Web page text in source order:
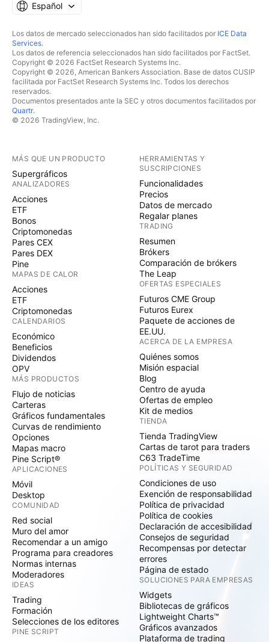
Español
Los datos de mercado seleccionados han sido facilitados por ICE Data
Services.
Los datos de referencia seleccionados han sido facilitados por FactSet.
Copyright © 2026 FactSet Research Systems Inc.
Copyright © 2026, American Bankers Association. Base de datos CUSIP
facilitada por FactSet Research Systems Inc. Todos los derechos
reservados.
Documentos presentados ante la SEC y otros documentos facilitados por
Quartr.
© 2026 TradingView, Inc.
MÁS QUE UN PRODUCTO
Supergráficos
ANALIZADORES
Acciones
ETF
Bonos
Criptomonedas
Pares CEX
Pares DEX
Pine
MAPAS DE CALOR
Acciones
ETF
Criptomonedas
CALENDARIOS
Económico
Beneficios
Dividendos
OPV
MÁS PRODUCTOS
Flujo de noticias
Carteras
Gráficos fundamentales
Curvas de rendimiento
Opciones
Mapas macro
Pine Script®
APLICACIONES
Móvil
Desktop
COMUNIDAD
Red social
Muro del amor
Recomendar a un amigo
Programa para creadores
Normas internas
Moderadores
IDEAS
Trading
Formación
Selecciones de los editores
PINE SCRIPT
HERRAMIENTAS Y
SUSCRIPCIONES
Funcionalidades
Precios
Datos de mercado
Regalar planes
TRADING
Resumen
Brókers
Comparación de brókers
The Leap
OFERTAS ESPECIALES
Futuros CME Group
Futuros Eurex
Paquete de acciones de
EE.UU.
ACERCA DE LA EMPRESA
Quiénes somos
Misión espacial
Blog
Centro de ayuda
Ofertas de empleo
Kit de medios
TIENDA
Tienda TradingView
Cartas de tarot para traders
C63 TradeTime
POLÍTICAS Y SEGURIDAD
Condiciones de uso
Exención de responsabilidad
Política de privacidad
Política de cookies
Declaración de accesibilidad
Consejos de seguridad
Recompensas por detectar
errores
Página de estado
SOLUCIONES PARA EMPRESAS
Widgets
Bibliotecas de gráficos
Lightweight Charts™
Gráficos avanzados
Plataforma de trading